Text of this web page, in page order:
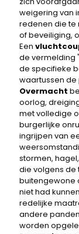
weigering van
redenen die te
of beveiliging,
Een
de vermelding
de specifieke
waartussen
Overmacht
oorlog,
met volledige
burgerlijke
ingrijpen van
stormen,
die volgens de
buitengewone
niet had
redelijke
andere
worden